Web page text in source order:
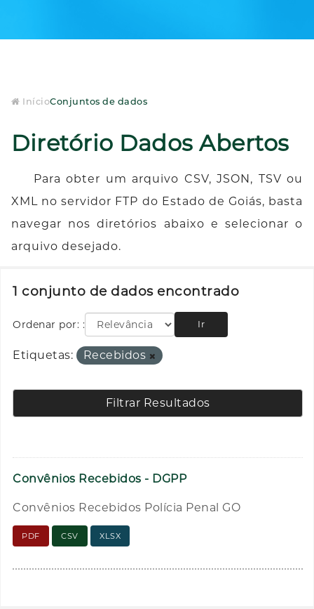
InícioConjuntos de dados
Diretório Dados Abertos
Para obter um arquivo CSV, JSON, TSV ou
XML no servidor FTP do Estado de Goiás, basta
navegar nos diretórios abaixo e selecionar o
arquivo desejado.
1 conjunto de dados encontrado
Ordenar por: Ir
Etiquetas: Recebidos
Filtrar Resultados
Convênios Recebidos - DGPP
Convênios Recebidos Polícia Penal GO
PDF CSV XLSX